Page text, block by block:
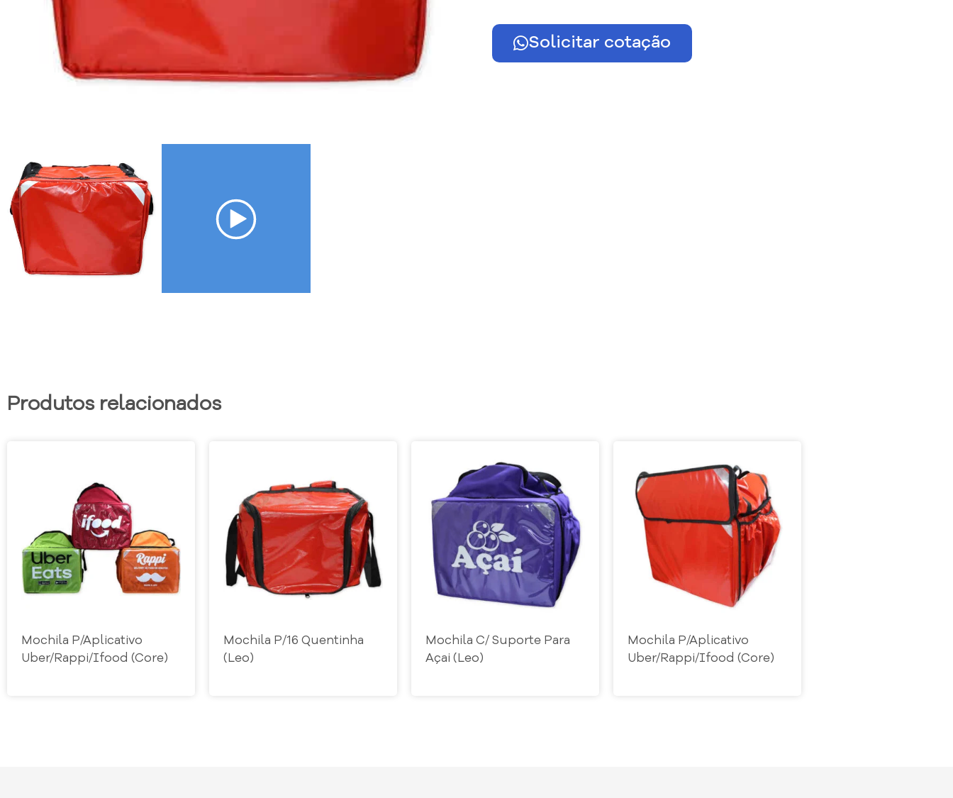
Solicitar cotação
Produtos relacionados
Mochila P/Aplicativo
Uber/Rappi/Ifood (Core)
Mochila P/16 Quentinha
(Leo)
Mochila C/ Suporte Para
Açai (Leo)
Mochila P/Aplicativo
Uber/Rappi/Ifood (Core)